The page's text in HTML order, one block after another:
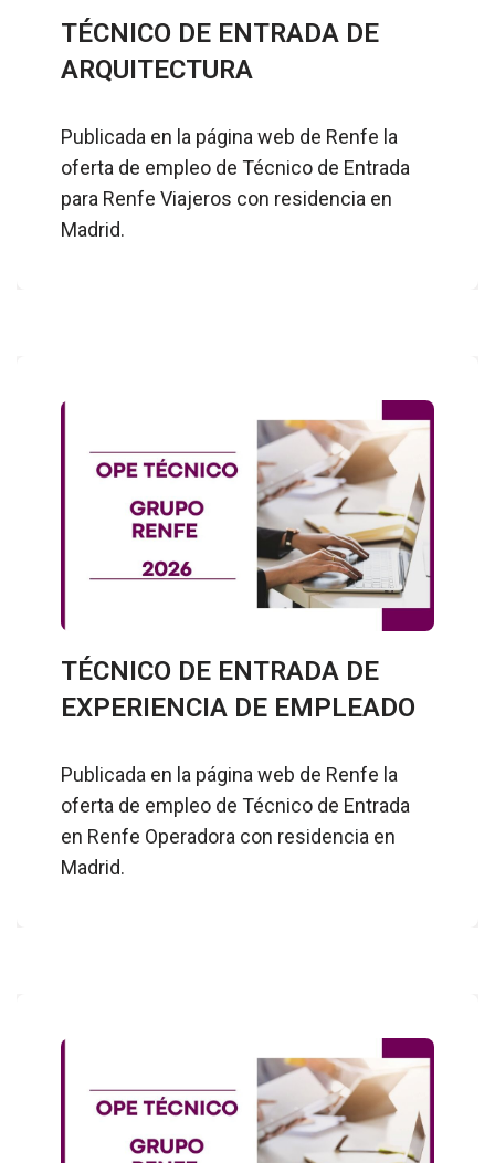
TÉCNICO DE ENTRADA DE
ARQUITECTURA
Publicada en la página web de Renfe la
oferta de empleo de Técnico de Entrada
para Renfe Viajeros con residencia en
Madrid.
TÉCNICO DE ENTRADA DE
EXPERIENCIA DE EMPLEADO
Publicada en la página web de Renfe la
oferta de empleo de Técnico de Entrada
en Renfe Operadora con residencia en
Madrid.